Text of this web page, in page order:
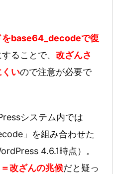
をbase64_decodeで復
ることで、 改ざんさ
いので注意が必要で
システム内では
」を組み合わせた
4.6.1時点）。
改ざんの兆候だと疑っ